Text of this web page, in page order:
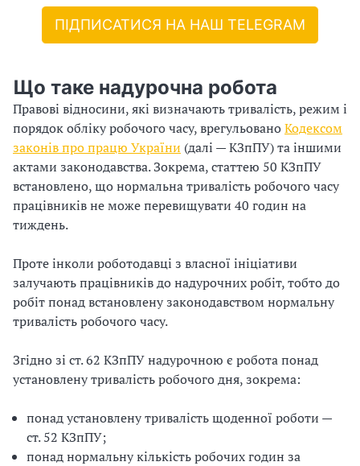
ПІДПИСАТИСЯ НА НАШ TELEGRAM
Що таке надурочна робота
Правові відносини, які визначають тривалість, режим і
порядок обліку робочого часу, врегульованоКодексом
законів про працю України (далі — КЗпПУ) та іншими
актами законодавства. Зокрема, статтею 50 КЗпПУ
встановлено, що нормальна тривалість робочого часу
працівників не може перевищувати 40 годин на
тиждень.
Проте інколи роботодавці з власної ініціативи
залучають працівників до надурочних робіт, тобто до
робіт понад встановлену законодавством нормальну
тривалість робочого часу.
Згідно зі ст. 62 КЗпПУ надурочною є робота понад
установлену тривалість робочого дня, зокрема:
понад установлену тривалість щоденної роботи —
ст. 52 КЗпПУ;
понад нормальну кількість робочих годин за
а
ц